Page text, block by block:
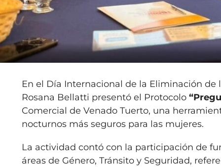
En el Día Internacional de la Eliminación
Rosana Bellatti presentó el Protocolo
Comercial de Venado Tuerto, una
nocturnos más seguros para las mujeres.
La actividad contó con la participación de
áreas de Género, Tránsito y Seguridad,